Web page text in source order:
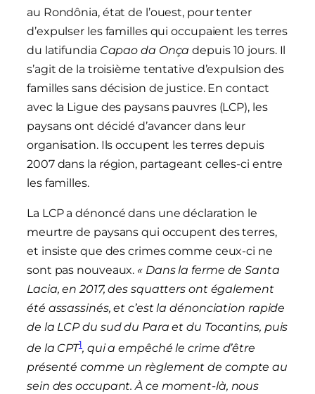
au Rondônia, état de l’ouest, pour tenter
d’expulser les familles qui occupaient les terres
du latifundia Capao da Onça depuis 10 jours. Il
s’agit de la troisième tentative d’expulsion des
familles sans décision de justice. En contact
avec la Ligue des paysans pauvres (LCP), les
paysans ont décidé d’avancer dans leur
organisation. Ils occupent les terres depuis
2007 dans la région, partageant celles-ci entre
les familles.
La LCP a dénoncé dans une déclaration le
meurtre de paysans qui occupent des terres,
et insiste que des crimes comme ceux-ci ne
sont pas nouveaux. « Dans la ferme de Santa
Lacia, en 2017, des squatters ont également
été assassinés, et c’est la dénonciation rapide
de la LCP du sud du Para et du Tocantins, puis
de la CPT1, qui a empêché le crime d’être
présenté comme unrèglement de compte au
sein des occupant. À ce moment-là, nous